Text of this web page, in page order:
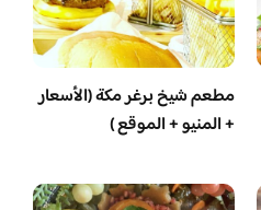
مطعم شيخ برغر مكة (الأسعار
+ المنيو + الموقع )